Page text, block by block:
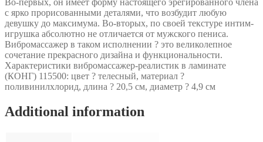
Во-первых, он имеет форму настоящего эрегированного члена
с ярко прорисованными деталями, что возбудит любую
девушку до максимума. Во-вторых, по своей текстуре интим-
игрушка абсолютно не отличается от мужского пениса.
Вибромассажер в таком исполнении ? это великолепное
сочетание прекрасного дизайна и функциональности.
Характеристики вибромассажер-реалистик в ламинате
(КОНГ) 115500: цвет ? телесный, материал ?
поливинилхлорид, длина ? 20,5 см, диаметр ? 4,9 см
Additional information